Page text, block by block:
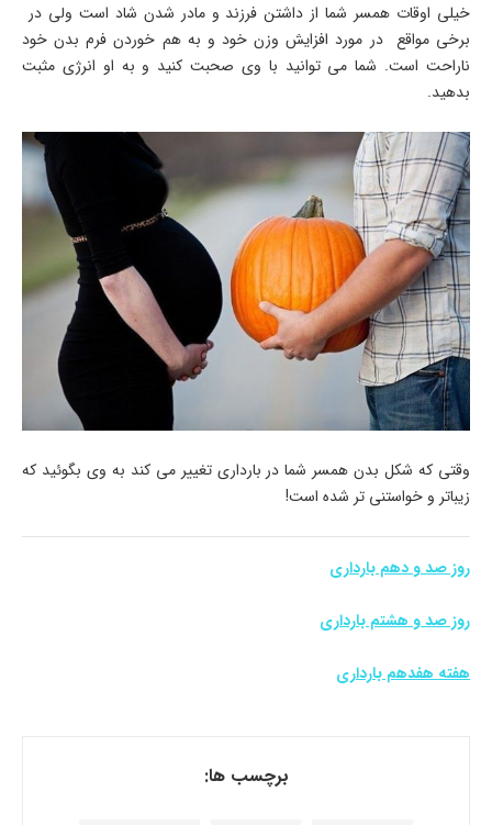
خیلی اوقات همسر شما از داشتن فرزند و مادر شدن شاد است ولی در
برخی مواقع در مورد افزایش وزن خود و به هم خوردن فرم بدن خود
ناراحت است. شما می توانید با وی صحبت کنید و به او انرژی مثبت
بدهید.
وقتی که شکل بدن همسر شما در بارداری تغییر می کند به وی بگوئید که
زیباتر و خواستنی تر شده است!
روز صد و دهم بارداری
روز صد و هشتم بارداری
هفته هفدهم بارداری
برچسب ها: